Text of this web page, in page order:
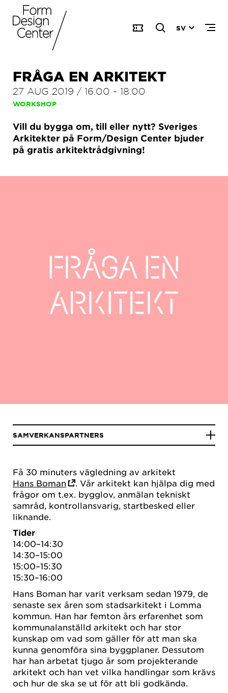
SV
FRÅGA EN ARKITEKT
27 AUG 2019 / 16.00 - 18.00
WORKSHOP
Vill du bygga om, till eller nytt? Sveriges
Arkitekter på Form/Design Center bjuder
på gratis arkitektrådgivning!
Få 30 minuters vägledning av arkitekt
Hans Boman
. Vår arkitekt kan hjälpa dig med
frågor om t.ex. bygglov, anmälan tekniskt
samråd, kontrollansvarig, startbesked eller
liknande.
Tider
14:00–14:30
14:30–15:00
15:00–15:30
15:30–16:00
Hans Boman har varit verksam sedan 1979, de
senaste sex åren som stadsarkitekt i Lomma
kommun. Han har femton års erfarenhet som
kommunalanställd arkitekt och har stor
kunskap om vad som gäller för att man ska
kunna genomföra sina byggplaner. Dessutom
har han arbetat tjugo år som projekterande
arkitekt och han vet vilka handlingar som krävs
och hur de ska se ut för att bli godkända.
SAMVERKANSPARTNERS